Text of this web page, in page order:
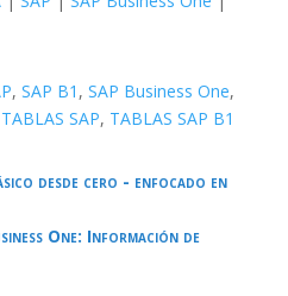
,SAP B1 ,SAP Business One,
TABLAS SAP, TABLAS SAP B1
desde cero - enfocado en
One: Información de